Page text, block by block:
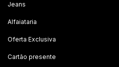
Jeans
Alfaiataria
Oferta Exclusiva
Cartão presente